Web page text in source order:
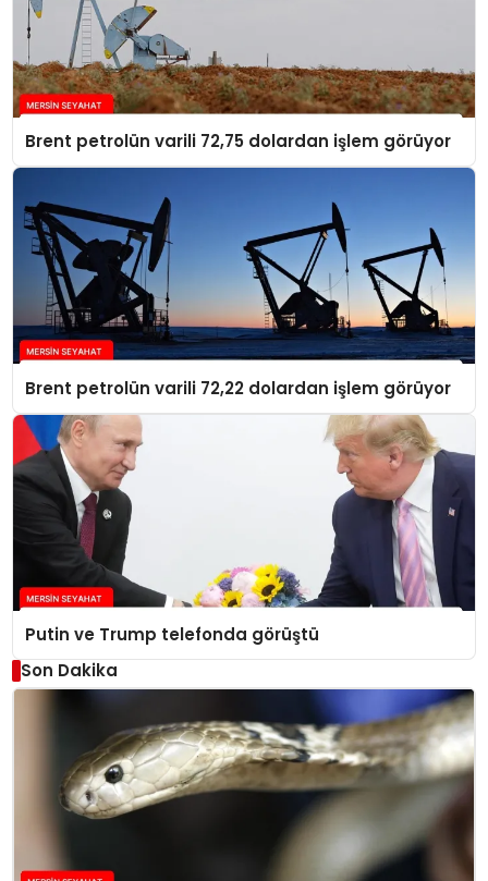
Brent petrolün varili 72,75 dolardan işlem görüyor
Brent petrolün varili 72,22 dolardan işlem görüyor
Putin ve Trump telefonda görüştü
Son Dakika